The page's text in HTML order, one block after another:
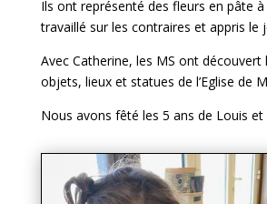
Ils ont représenté des fleurs en pâte
travaillé sur les contraires et appris le
Avec Catherine, les MS ont découvert
objets, lieux et statues de l’Eglise de
Nous avons fêté les 5 ans de Louis et